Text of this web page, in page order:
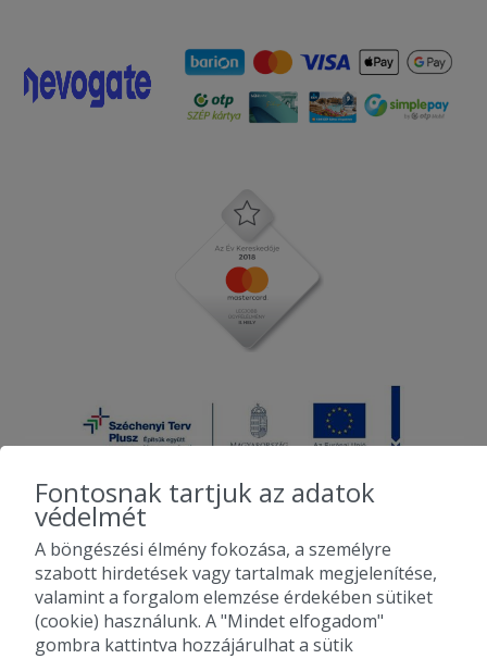
2010-2026 Copyright - Falatozz.hu - Diston-line Kft.
Pizza, gyros, hamburger, menük kedvező áron, egy helyen az összes
étterem ajánlata.
Fontosnak tartjuk az adatok
védelmét
A böngészési élmény fokozása, a személyre
szabott hirdetések vagy tartalmak megjelenítése,
valamint a forgalom elemzése érdekében sütiket
(cookie) használunk. A "Mindet elfogadom"
gombra kattintva hozzájárulhat a sütik